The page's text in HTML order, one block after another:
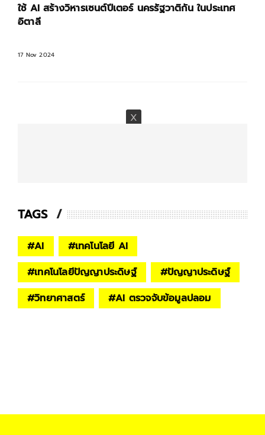
ใช้ AI สร้างวิหารเซนต์ปีเตอร์ นครรัฐวาติกัน ในประเทศ
อิตาลี
17 Nov 2024
TAGS
#AI #เทคโนโลยี AI
#เทคโนโลยีปัญญาประดิษฐ์ #ปัญญาประดิษฐ์
#วิทยาศาสตร์ #AI ตรวจจับข้อมูลปลอม